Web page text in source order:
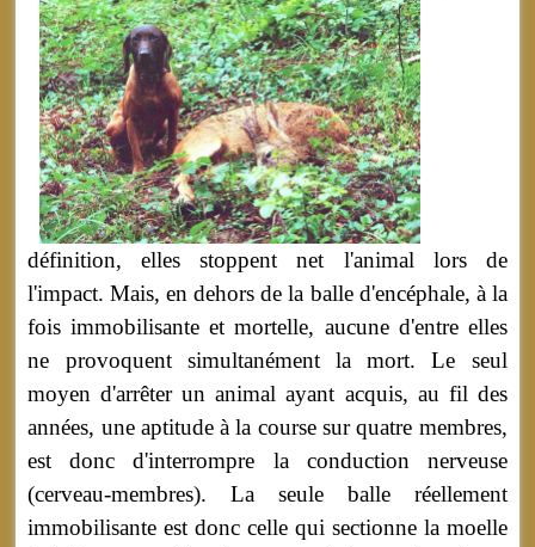
définition, elles stoppent net l'animal lors de
l'impact. Mais, en dehors de la balle d'encéphale, à la
fois immobilisante et mortelle, aucune d'entre elles
ne provoquent simultanément la mort. Le seul
moyen d'arrêter un animal ayant acquis, au fil des
années, une aptitude à la course sur quatre membres,
est donc d'interrompre la conduction nerveuse
(cerveau-membres). La seule balle réellement
immobilisante est donc celle qui sectionne la moelle